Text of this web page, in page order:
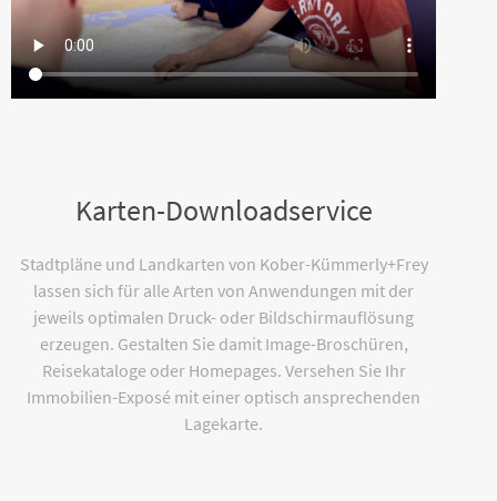
Karten-Downloadservice
Stadtpläne und Landkarten von Kober-Kümmerly+Frey
lassen sich für alle Arten von Anwendungen mit der
jeweils optimalen Druck- oder Bildschirmauflösung
erzeugen. Gestalten Sie damit Image-Broschüren,
Reisekataloge oder Homepages. Versehen Sie Ihr
Immobilien-Exposé mit einer optisch ansprechenden
Lagekarte.